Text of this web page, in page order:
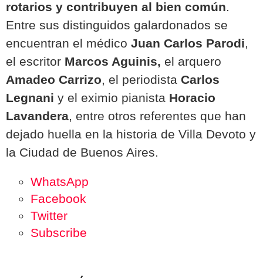
rotarios y contribuyen al bien común.
Entre sus distinguidos galardonados se
encuentran el médico Juan Carlos Parodi,
el escritor Marcos Aguinis, el arquero
Amadeo Carrizo, el periodista Carlos
Legnani y el eximio pianista Horacio
Lavandera, entre otros referentes que han
dejado huella en la historia de Villa Devoto y
la Ciudad de Buenos Aires.
WhatsApp
Facebook
Twitter
Subscribe